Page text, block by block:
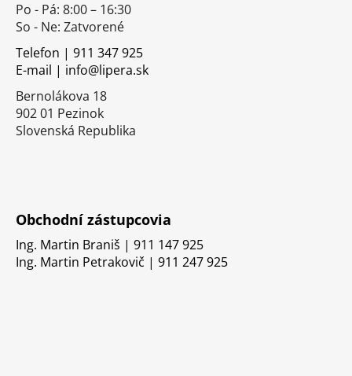
Po - Pá: 8:00 – 16:30
So - Ne: Zatvorené
Telefon | 911 347 925
E-mail | info@lipera.sk
Bernolákova 18
902 01 Pezinok
Slovenská Republika
Obchodní zástupcovia
Ing. Martin Braniš | 911 147 925
Ing. Martin Petrakovič | 911 247 925